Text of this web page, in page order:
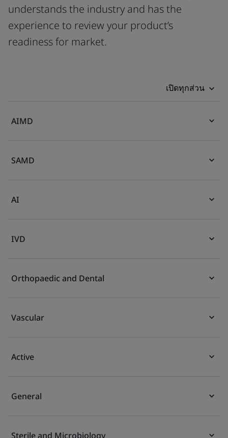
understands the industry and has the
experience to review your product’s
readiness for market.
เปิดทุกส่วน
AIMD
SAMD
AI
IVD
Orthopaedic and Dental
Vascular
Active
General
Sterile and Microbiology